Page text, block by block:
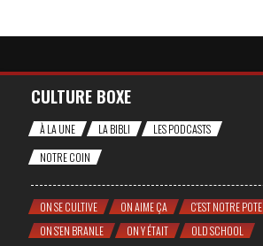
CULTURE BOXE
À LA UNE LA BIBLI
LES PODCASTS
NOTRE COIN
ON SE CULTIVE ON AIME ÇA
C'EST NOTRE POTE
ON S'EN BRANLE
ON Y ÉTAIT
OLD SCHOOL